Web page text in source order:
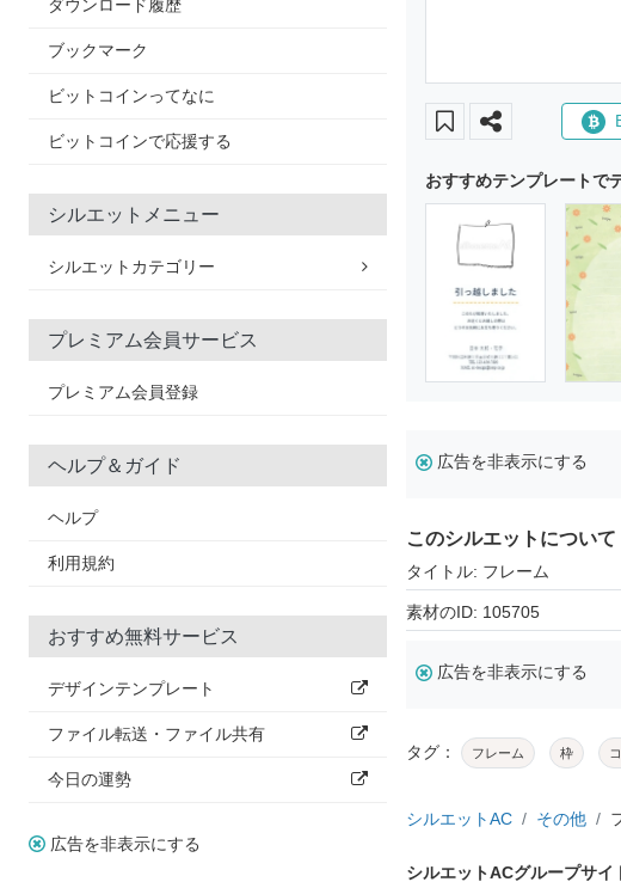
ダウンロード履歴
ブックマーク
ビットコインってなに
ビットコインで応援する
シルエットメニュー
シルエットカテゴリー
プレミアム会員サービス
プレミアム会員登録
ヘルプ＆ガイド
ヘルプ
利用規約
おすすめ無料サービス
デザインテンプレート
ファイル転送・ファイル共有
今日の運勢
広告を非表示にする
おすすめテンプレートで
広告を非表示にする
このシルエットについて
タイトル: フレーム
素材のID: 105705
広告を非表示にする
タグ： フレーム 枠
シルエットAC その他
シルエットACグループサ